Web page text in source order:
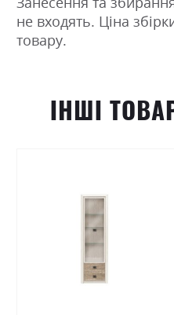
не входять. Ціна
товару.
ІНШІ